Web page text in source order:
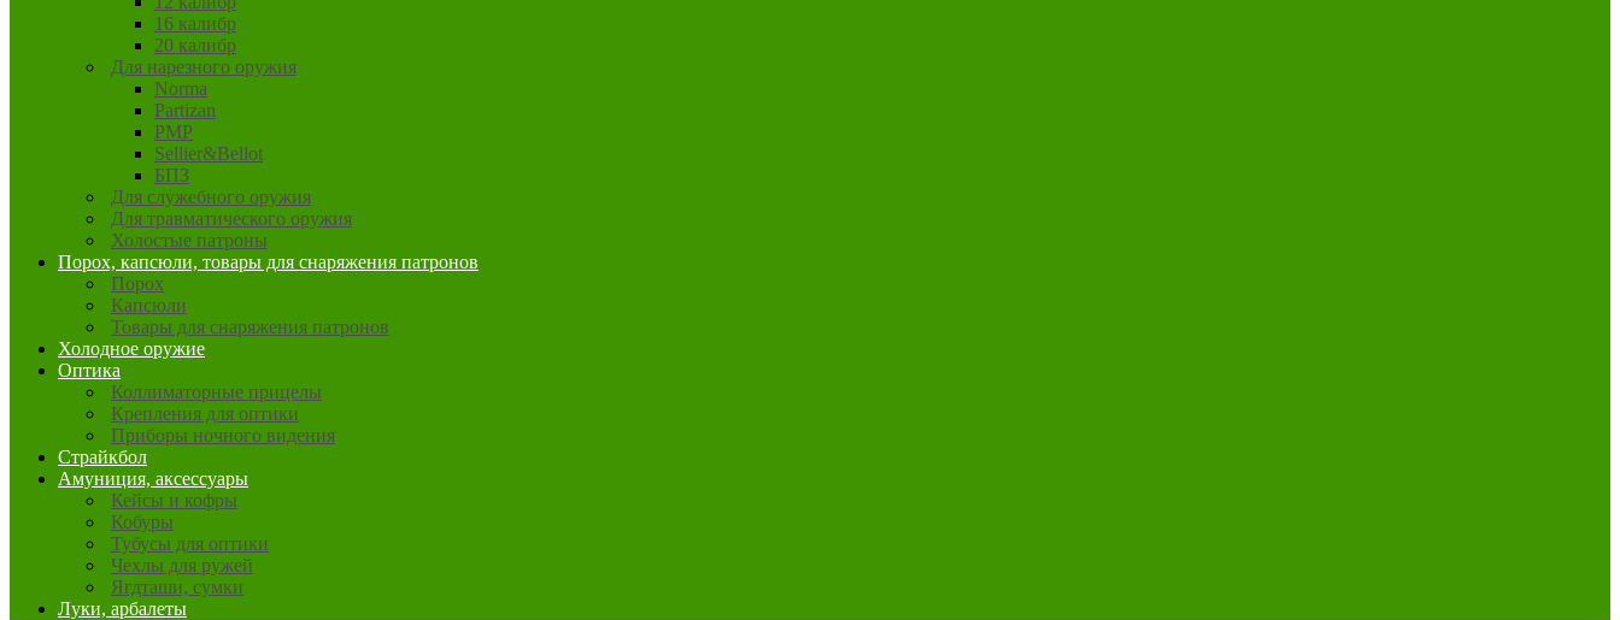
16 калибр
20 калибр
Для нарезного оружия
Norma
Partizan
PMP
Sellier&Bellot
БПЗ
Для служебного оружия
Для травматического оружия
Холостые патроны
Порох, капсюли, товары для снаряжения патронов
Порох
Капсюли
Товары для снаряжения патронов
Холодное оружие
Оптика
Коллиматорные прицелы
Крепления для оптики
Приборы ночного видения
Страйкбол
Амуниция, аксессуары
Кейсы и кофры
Кобуры
Тубусы для оптики
Чехлы для ружей
Ягдташи, сумки
Луки, арбалеты